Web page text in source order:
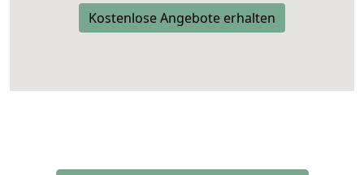
Kostenlose Angebote erhalten